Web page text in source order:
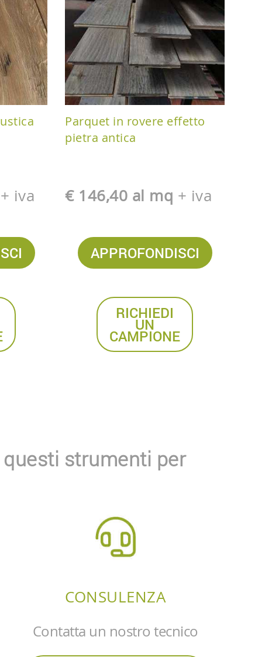
+ iva
Parquet in rovere effetto
pietra antica
€ 146,40 al mq + iva
APPROFONDISCI
RICHIEDI
UN
CAMPIONE
strumenti per
CONSULENZA
Contatta un nostro tecnico